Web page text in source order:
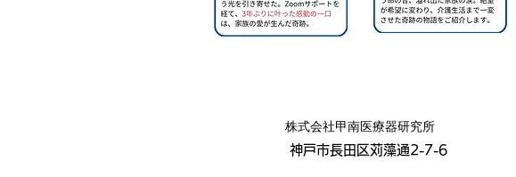
​株式会社甲南医療器研究所
神戸市長田区苅藻通2-7-6